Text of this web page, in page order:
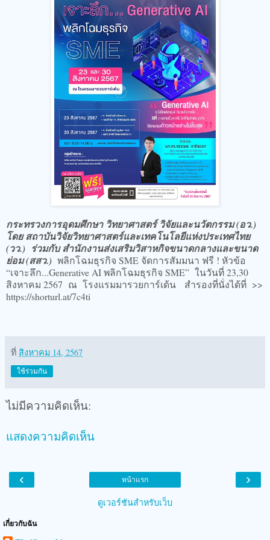
กระทรวงการอุดมศึกษา วิทยาศาสตร์ วิจัยและนวัตกรรม (อว.)
โดย สถาบันวิจัยวิทยาศาสตร์และเทคโนโลยีแห่งประเทศไทย
(วว.) ร่วมกับ สำนักงานส่งเสริมวิสาหกิจขนาดกลางและขนาด
ย่อม (สสว.) พลิกโฉมธุรกิจ SME จัดการสัมมนา ฟรี ! หัวข้อ
“เจาะลึก...Generative AI พลิกโฉมธุรกิจ SME” ในวันที่ 23,30
สิงหาคม 2567 ณ โรงแรมมารวยการ์เด้น สำรองที่นั่งได้ที่ >>
https://shorturl.at/7c4ti
ที่ สิงหาคม 14, 2567
ใช้ร่วมกัน
ไม่มีความคิดเห็น:
แสดงความคิดเห็น
‹ ›
หน้าแรก
ดูเวอร์ชันสำหรับเว็บ
เกี่ยวกับฉัน